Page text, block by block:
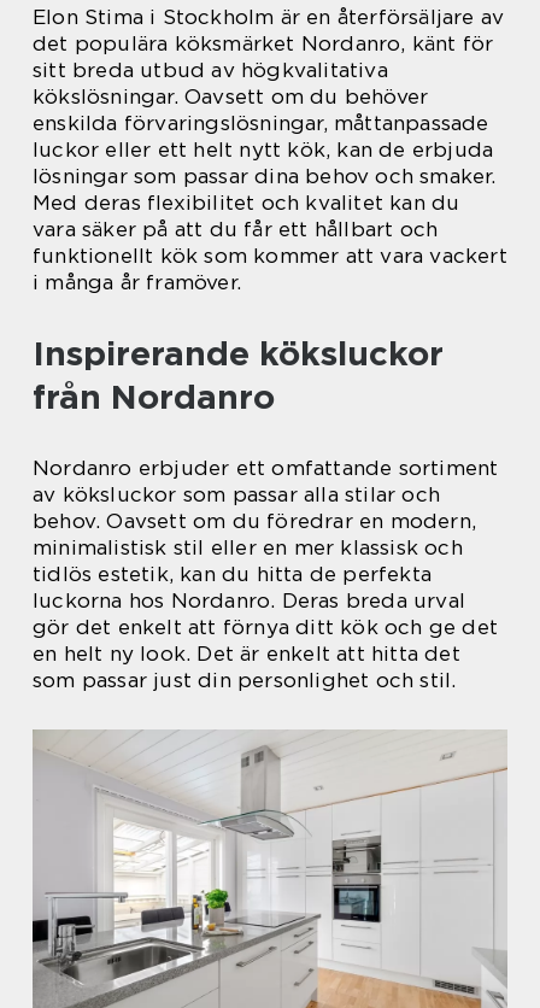
Elon Stima i Stockholm är en återförsäljare av
det populära köksmärket Nordanro, känt för
sitt breda utbud av högkvalitativa
kökslösningar. Oavsett om du behöver
enskilda förvaringslösningar, måttanpassade
luckor eller ett helt nytt kök, kan de erbjuda
lösningar som passar dina behov och smaker.
Med deras flexibilitet och kvalitet kan du
vara säker på att du får ett hållbart och
funktionellt kök som kommer att vara vackert
i många år framöver.
Inspirerande köksluckor
från Nordanro
Nordanro erbjuder ett omfattande sortiment
av köksluckor som passar alla stilar och
behov. Oavsett om du föredrar en modern,
minimalistisk stil eller en mer klassisk och
tidlös estetik, kan du hitta de perfekta
luckorna hos Nordanro. Deras breda urval
gör det enkelt att förnya ditt kök och ge det
en helt ny look. Det är enkelt att hitta det
som passar just din personlighet och stil.